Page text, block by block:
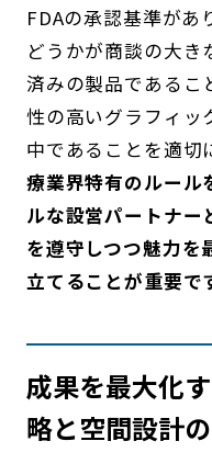
FDAの承認基準があ
どうかが商談の大き
済みの製品であるこ
性の高いグラフィッ
中であることを適切
療業界特有のルール
ルな設営パートナー
を遵守しつつ魅力を
立てることが重要で
成果を最大化
略と空間設計